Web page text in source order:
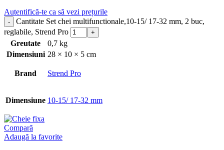
Autentifică-te ca să vezi prețurile
Cantitate Set chei multifunctionale,10-15/ 17-32 mm, 2 buc,
reglabile, Strend Pro
Greutate
0,7 kg
Dimensiuni 28 × 10 × 5 cm
Brand Strend Pro
Dimensiune 10-15/ 17-32 mm
Compară
Adaugă la favorite